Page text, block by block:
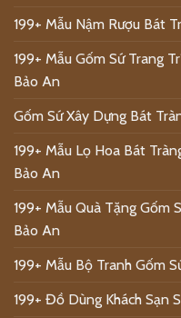
199+ Mẫu Nậm Rượu Bát
199+ Mẫu Gốm Sứ Trang
Bảo An
Gốm Sứ Xây Dựng Bát
199+ Mẫu Lọ Hoa Bát
Bảo An
199+ Mẫu Quà Tặng Gốm
Bảo An
199+ Mẫu Bộ Tranh Gốm
199+ Đồ Dùng Khách Sạn